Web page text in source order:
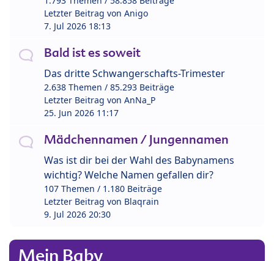
Letzter Beitrag von Anigo
7. Jul 2026 18:13
Bald ist es soweit
Das dritte Schwangerschafts-Trimester
2.638 Themen / 85.293 Beiträge
Letzter Beitrag von AnNa_P
25. Jun 2026 11:17
Mädchennamen / Jungennamen
Was ist dir bei der Wahl des Babynamens
wichtig? Welche Namen gefallen dir?
107 Themen / 1.180 Beiträge
Letzter Beitrag von Blaqrain
9. Jul 2026 20:30
Mein Baby